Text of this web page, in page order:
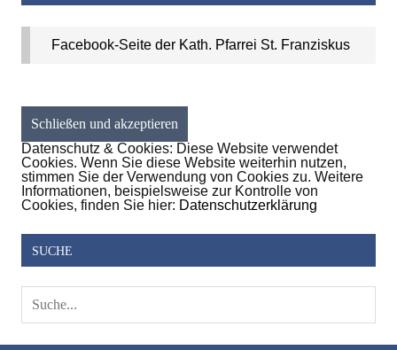
Facebook-Seite der Kath. Pfarrei St. Franziskus
Datenschutz & Cookies: Diese Website verwendet
Cookies. Wenn Sie diese Website weiterhin nutzen,
stimmen Sie der Verwendung von Cookies zu. Weitere
Informationen, beispielsweise zur Kontrolle von
Cookies, finden Sie hier: Datenschutzerklärung
SUCHE